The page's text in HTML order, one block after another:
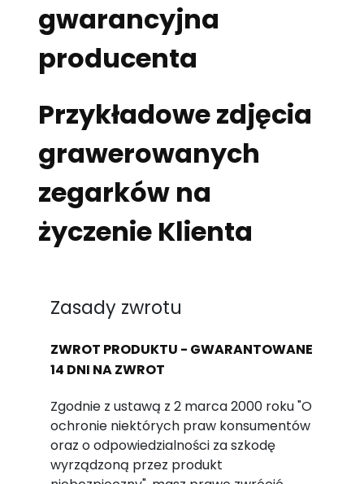
gwarancyjna
producenta
Przykładowe zdjęcia
grawerowanych
zegarków na
życzenie Klienta
Zasady zwrotu
ZWROT PRODUKTU - GWARANTOWANE
14 DNI NA ZWROT
Zgodnie z ustawą z 2 marca 2000 roku "O
ochronie niektórych praw konsumentów
oraz o odpowiedzialności za szkodę
wyrządzoną przez produkt